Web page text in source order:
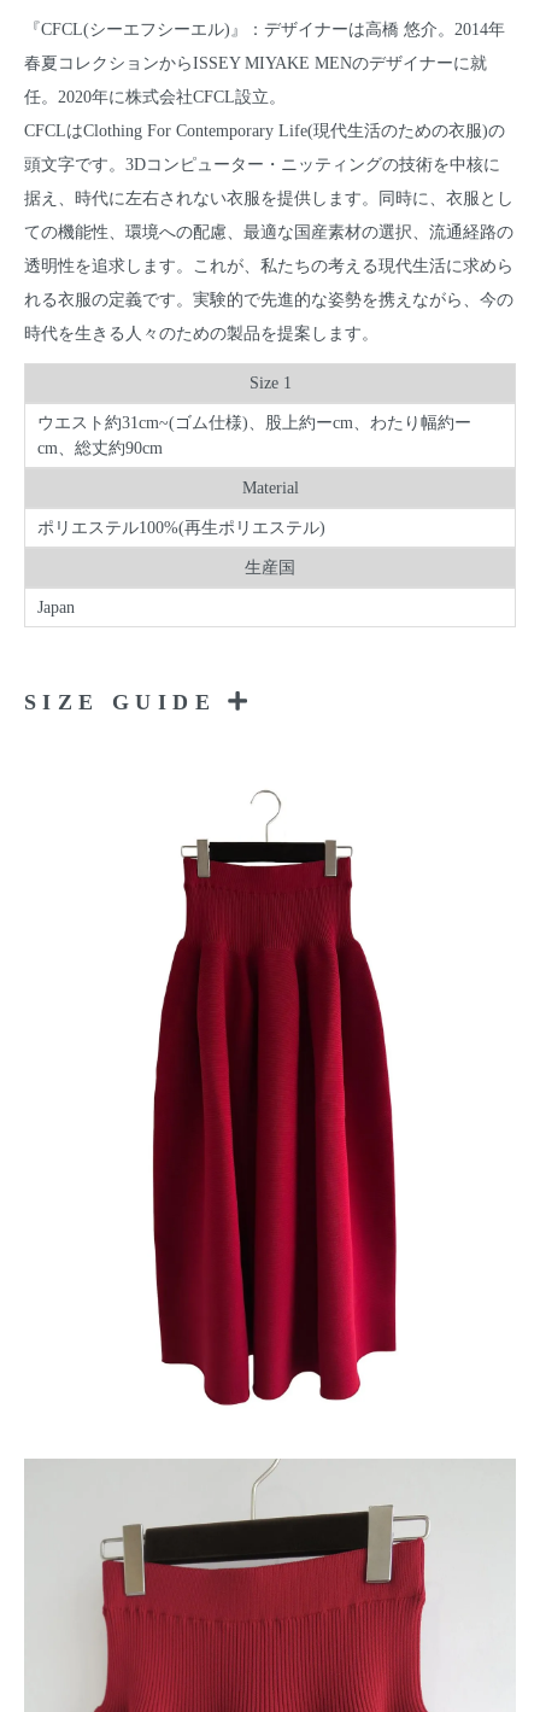
『CFCL(シーエフシーエル)』：デザイナーは高橋 悠介。2014年
春夏コレクションからISSEY MIYAKE MENのデザイナーに就
任。2020年に株式会社CFCL設立。
CFCLはClothing For Contemporary Life(現代生活のための衣服)の
頭文字です。3Dコンピューター・ニッティングの技術を中核に
据え、時代に左右されない衣服を提供します。同時に、衣服とし
ての機能性、環境への配慮、最適な国産素材の選択、流通経路の
透明性を追求します。これが、私たちの考える現代生活に求めら
れる衣服の定義です。実験的で先進的な姿勢を携えながら、今の
時代を生きる人々のための製品を提案します。
Size 1
ウエスト約31cm~(ゴム仕様)、股上約ーcm、わたり幅約ー
cm、総丈約90cm
Material
ポリエステル100%(再生ポリエステル)
生産国
Japan
SIZE GUIDE